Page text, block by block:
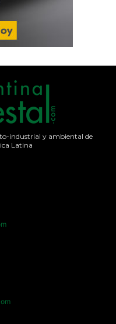
industrial y ambiental de
Latina